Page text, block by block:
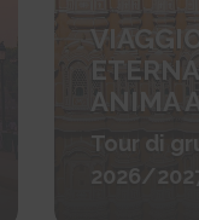
ETERNA
ANIMA
Tour di
2026/